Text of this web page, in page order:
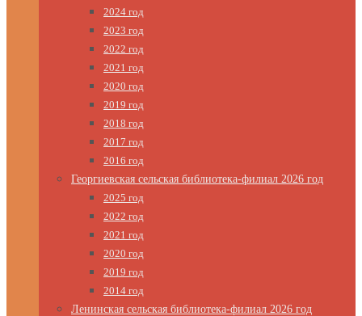
2024 год
2023 год
2022 год
2021 год
2020 год
2019 год
2018 год
2017 год
2016 год
Георгиевская сельская библиотека-филиал 2026 год
2025 год
2022 год
2021 год
2020 год
2019 год
2014 год
Ленинская сельская библиотека-филиал 2026 год